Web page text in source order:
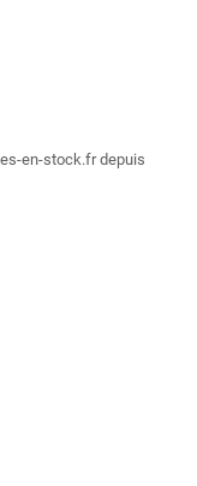
en-stock.fr depuis